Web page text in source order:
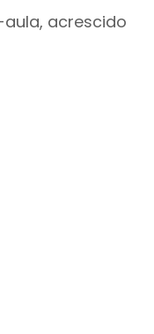
aula, acrescido